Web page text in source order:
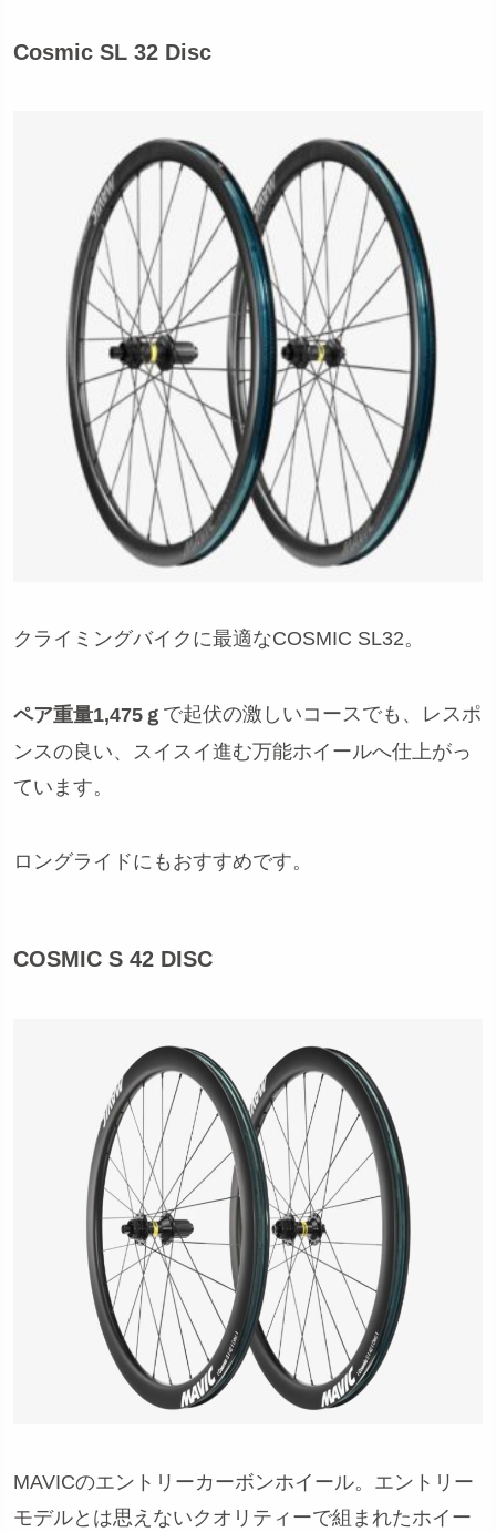
Cosmic SL 32 Disc
クライミングバイクに最適なCOSMIC SL32。
ペア重量1,475ｇ で起伏の激しいコースでも、レスポ
ンスの良い、スイスイ進む万能ホイールへ仕上がっ
ています。
ロングライドにもおすすめです。
COSMIC S 42 DISC
MAVICのエントリーカーボンホイール。エントリー
モデルとは思えないクオリティーで組まれたホイー